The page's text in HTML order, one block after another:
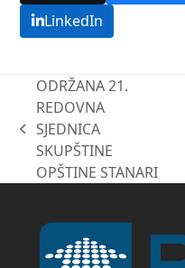
LinkedIn
previous
post:
ODRŽANA 21.
REDOVNA
SJEDNICA
SKUPŠTINE
OPŠTINE STANARI